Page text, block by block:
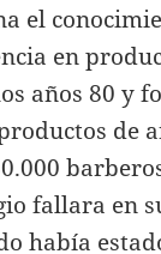
el
en
años 80 y
de
fallara en
había